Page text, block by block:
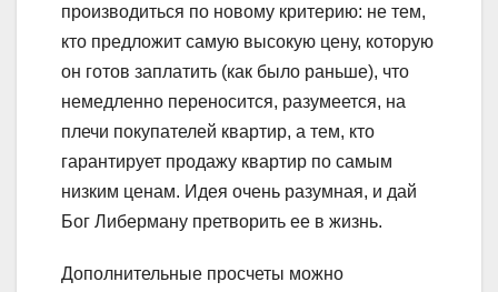
производиться по новому критерию: не тем,
кто предложит самую высокую цену, которую
он готов заплатить (как было раньше), что
немедленно переносится, разумеется, на
плечи покупателей квартир, а тем, кто
гарантирует продажу квартир по самым
низким ценам. Идея очень разумная, и дай
Бог Либерману претворить ее в жизнь.
Дополнительные просчеты можно